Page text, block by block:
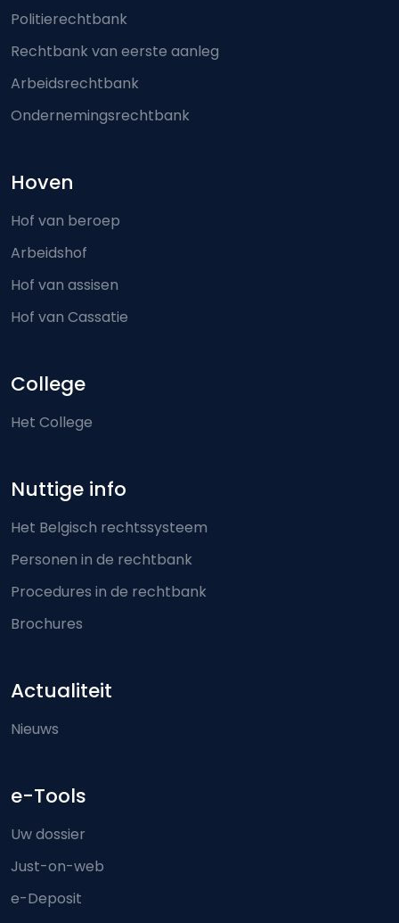
Politierechtbank
Rechtbank van eerste aanleg
Arbeidsrechtbank
Ondernemingsrechtbank
Hoven
Hof van beroep
Arbeidshof
Hof van assisen
Hof van Cassatie
College
Het College
Nuttige info
Het Belgisch rechtssysteem
Personen in de rechtbank
Procedures in de rechtbank
Brochures
Actualiteit
Nieuws
e-Tools
Uw dossier
Just-on-web
e-Deposit